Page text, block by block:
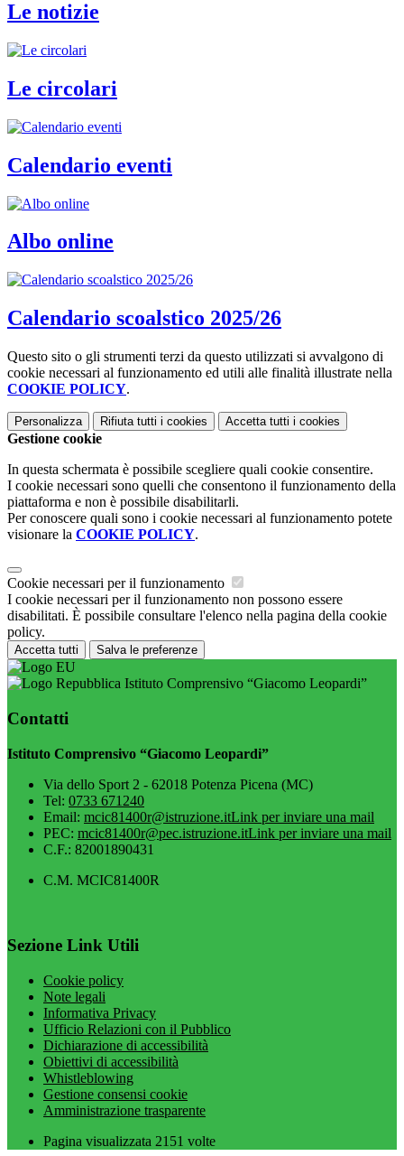
Le notizie
Le circolari
Calendario eventi
Albo online
Calendario scoalstico 2025/26
Questo sito o gli strumenti terzi da questo utilizzati si avvalgono di
cookie necessari al funzionamento ed utili alle finalità illustrate nella
COOKIE POLICY.
Personalizza Rifiuta tutti i cookies Accetta tutti i cookies
Gestione cookie
In questa schermata è possibile scegliere quali cookie consentire.
I cookie necessari sono quelli che consentono il funzionamento della
piattaforma e non è possibile disabilitarli.
Per conoscere quali sono i cookie necessari al funzionamento potete
visionare la COOKIE POLICY.
Cookie necessari per il funzionamento
I cookie necessari per il funzionamento non possono essere
disabilitati. È possibile consultare l'elenco nella pagina della cookie
policy.
Accetta tutti Salva le preferenze
Istituto Comprensivo “Giacomo Leopardi”
Contatti
Istituto Comprensivo “Giacomo Leopardi”
Via dello Sport 2 - 62018 Potenza Picena (MC)
Tel: 0733 671240
Email: mcic81400r@istruzione.itLink per inviare una mail
PEC: mcic81400r@pec.istruzione.itLink per inviare una mail
C.F.: 82001890431
C.M. MCIC81400R
Sezione Link Utili
Cookie policy
Note legali
Informativa Privacy
Ufficio Relazioni con il Pubblico
Dichiarazione di accessibilità
Obiettivi di accessibilità
Whistleblowing
Gestione consensi cookie
Amministrazione trasparente
Pagina visualizzata 2151 volte